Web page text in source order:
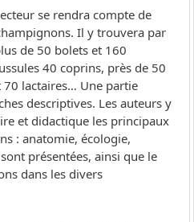
se rendra compte de
Il y trouvera par
de 50 bolets et 160
40 coprins, près de 50
lactaires… Une partie
descriptives. Les auteurs y
et didactique les principaux
: anatomie, écologie,
présentées, ainsi que le
dans les divers